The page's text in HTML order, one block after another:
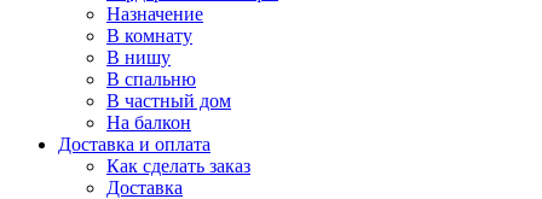
Назначение
В комнату
В нишу
В спальню
В частный дом
На балкон
Доставка и оплата
Как сделать заказ
Доставка